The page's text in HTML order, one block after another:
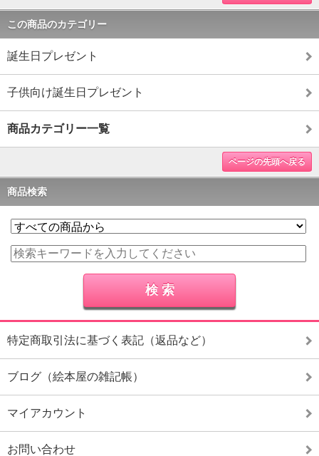
この商品のカテゴリー
誕生日プレゼント
子供向け誕生日プレゼント
商品カテゴリー一覧
ページの先頭へ戻る
商品検索
特定商取引法に基づく表記（返品など）
ブログ（絵本屋の雑記帳）
マイアカウント
お問い合わせ